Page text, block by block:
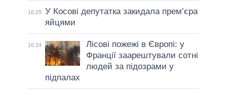
16:29 У Косові депутатка закидала прем’єра
яйцями
16:24
Лісові пожежі в Європі: у
Франції заарештували сотні
людей за підозрами у
підпалах